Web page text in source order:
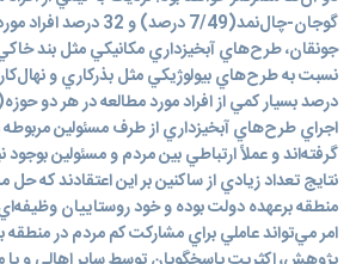
گوجان-چال‌نمد(7/49 درصد)
جونقان، طرح‌هاي آبخيزداري مکانيکي مثل بند خاکي
نسبت به طرح‌هاي بيولوژيکي مثل بذرکاري و
اجراي طرح‌هاي آبخيزداري از طرف مسئولين
گرفته‌اند و عملاً ارتباطي بين مردم و مسئولين
نتايج تعداد زيادي از ساکنين بر اين اعتقادند که
منطقه برعهده دولت بوده و خود روستاييان وظيفه‌اي
امر مي‌تواند عاملي براي مشارکت کم مردم در منطقه